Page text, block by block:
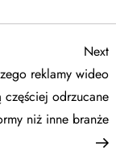
Next
reklamy wideo
częściej odrzucane
niż inne branże